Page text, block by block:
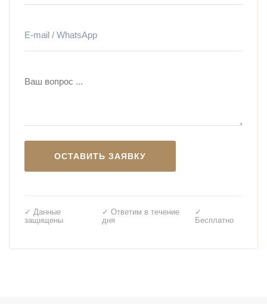
✓ Данные
защищены
✓ Ответим в течение
дня
✓
Бесплатно